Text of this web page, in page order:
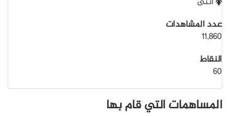
عدد المشاهدات
11,860
النقاط
60
المساهمات التي قام بها